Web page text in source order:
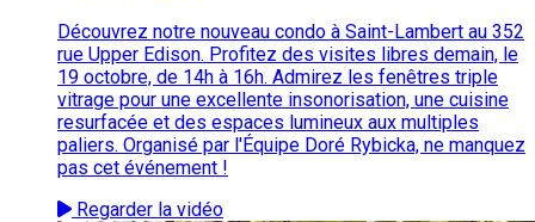
Découvrez notre nouveau condo à Saint-Lambert au 352
rue Upper Edison. Profitez des visites libres demain, le
19 octobre, de 14h à 16h. Admirez les fenêtres triple
vitrage pour une excellente insonorisation, une cuisine
resurfacée et des espaces lumineux aux multiples
paliers. Organisé par l'Équipe Doré Rybicka, ne manquez
pas cet événement !
Regarder la vidéo